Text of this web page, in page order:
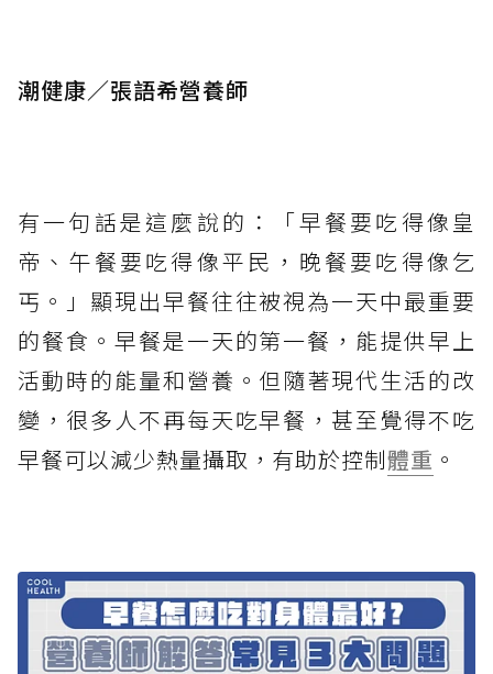
潮健康／張語希營養師
有一句話是這麼說的：「早餐要吃得像皇
帝、午餐要吃得像平民，晚餐要吃得像乞
丐。」顯現出早餐往往被視為一天中最重要
的餐食。早餐是一天的第一餐，能提供早上
活動時的能量和營養。但隨著現代生活的改
變，很多人不再每天吃早餐，甚至覺得不吃
早餐可以減少熱量攝取，有助於控制體重 。